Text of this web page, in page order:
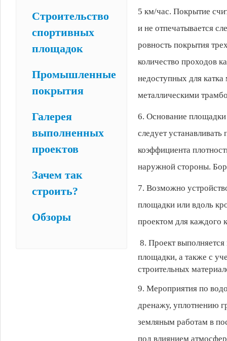
Строительство
спортивных
площадок
Промышленные
покрытия
Галерея
выполненных
проектов
Зачем так
строить?
Обзоры
5 км/час. Покрытие
и не отпечатывается
ровность покрытия
количество проходов
недоступных для
металлическими
6. Основание
следует
коэффициента
наружной стороны.
7. Возможно
площадки или вдоль
проектом для каждого
8. Проект
площадки, а также с
строительных
9. Мероприятия по
дренажу, уплотнению
земляным работам в
под влиянием